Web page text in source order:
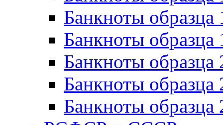
Банкноты образца
Банкноты образца
Банкноты образца
Банкноты образца
Банкноты образца